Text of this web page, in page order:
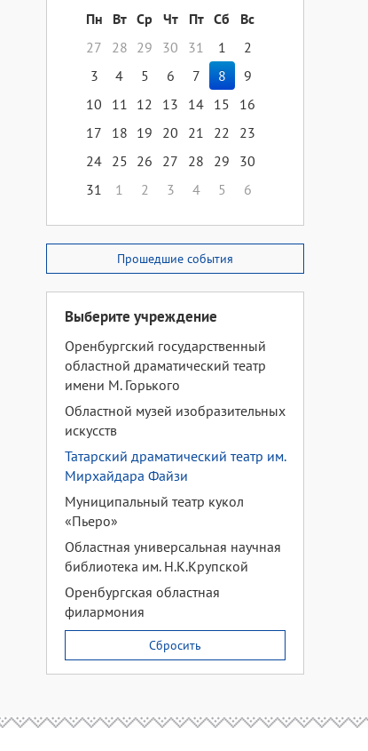
Пн
Вт Ср Чт Пт Сб
Вс
27
28 29 30 31 1
2
3
4 5 6 7 8
9
10
11 12 13 14 15
16
17
18 19 20 21 22
23
24 25 26 27 28 29
30
31
1 2 3 4 5 6
Прошедшие события
Выберите учреждение
Оренбургский государственный
областной драматический театр
имени М. Горького
Областной музей изобразительных
искусств
Татарский драматический театр им.
Мирхайдара Файзи
Муниципальный театр кукол
«Пьеро»
Областная универсальная научная
библиотека им. Н.К.Крупской
Оренбургская областная
филармония
Сбросить